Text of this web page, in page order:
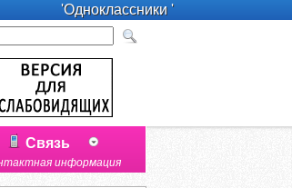
'Одноклассники '
Связь
информация